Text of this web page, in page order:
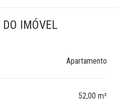
DO IMÓVEL
Apartamento
52,00 m²